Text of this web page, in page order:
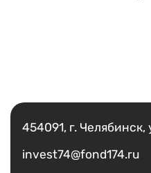
454091, г. Челябинск,
invest74@fond174.ru